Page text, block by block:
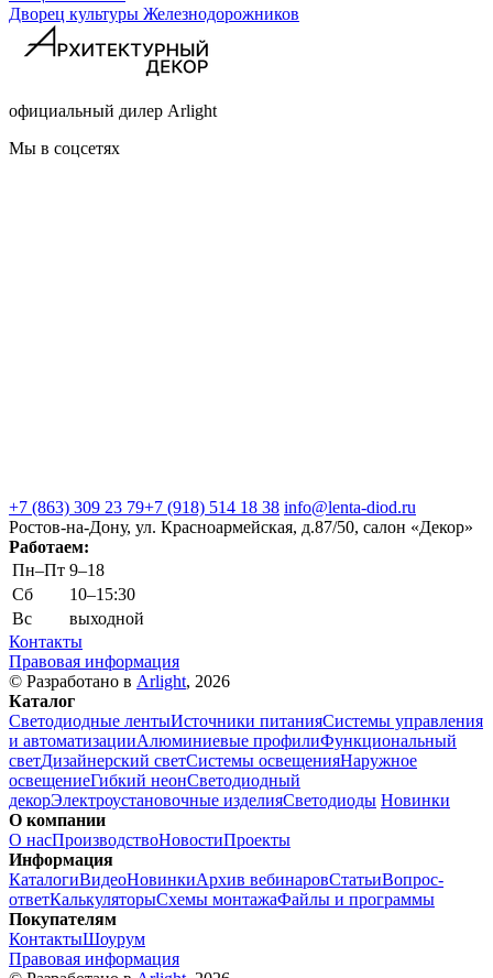
Дворец культуры Железнодорожников
официальный дилер Arlight
Мы в соцсетях
+7 (863) 309 23 79+7 (918) 514 18 38 info@lenta-diod.ru
Ростов-на-Дону, ул. Красноармейская, д.87/50, салон «Декор»
Работаем:
Пн–Пт 9–18
Сб
10–15:30
Вс
выходной
Контакты
Правовая информация
© Разработано в Arlight, 2026
Каталог
Светодиодные лентыИсточники питанияСистемы управления
и автоматизацииАлюминиевые профилиФункциональный
светДизайнерский светСистемы освещенияНаружное
освещениеГибкий неонСветодиодный
декорЭлектроустановочные изделияСветодиоды Новинки
О компании
О насПроизводствоНовостиПроекты
Информация
КаталогиВидеоНовинкиАрхив вебинаровСтатьиВопрос-
ответКалькуляторыСхемы монтажаФайлы и программы
Покупателям
КонтактыШоурум
Правовая информация